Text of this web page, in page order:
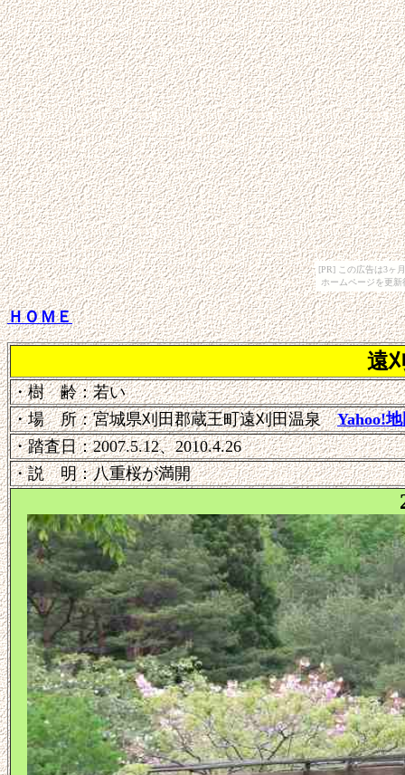
[PR] この広告は3ヶ
ホームページを更
ＨＯＭＥ
遠
・樹 齢：若い
・場 所：宮城県刈田郡蔵王町遠刈田温泉
Yahoo!
・踏査日：2007.5.12、2010.4.26
・説 明：八重桜が満開